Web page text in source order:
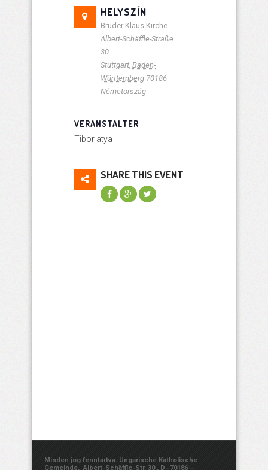
HELYSZÍN
Bruder Klaus Kirche
Albert-Schäffle-Straße
30
Stuttgart, Baden-
Württemberg 70186
Németország
VERANSTALTER
Tibor atya
SHARE THIS EVENT
Minden jog fenntartva. Ungarische Katholische
Gemeinde, Albert-Schäffle-Str. 30., D–70186 –